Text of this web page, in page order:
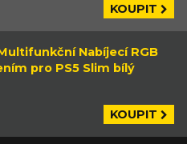
KOUPIT
Nabíjecí RGB
pro PS5 Slim bílý
KOUPIT